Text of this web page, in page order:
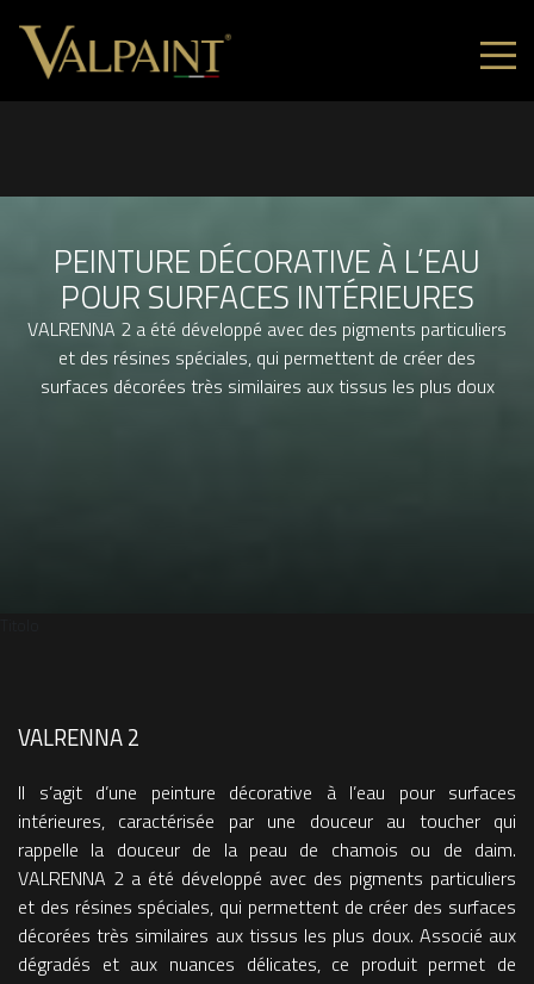
PEINTURE DÉCORATIVE À L’EAU
POUR SURFACES INTÉRIEURES
VALRENNA 2 a été développé avec des pigments particuliers
et des résines spéciales, qui permettent de créer des
surfaces décorées très similaires aux tissus les plus doux
VALRENNA 2
Il s’agit d’une peinture décorative à l’eau pour surfaces
intérieures, caractérisée par une douceur au toucher qui
rappelle la douceur de la peau de chamois ou de daim.
VALRENNA 2 a été développé avec des pigments particuliers
et des résines spéciales, qui permettent de créer des surfaces
décorées très similaires aux tissus les plus doux. Associé aux
dégradés et aux nuances délicates, ce produit permet de